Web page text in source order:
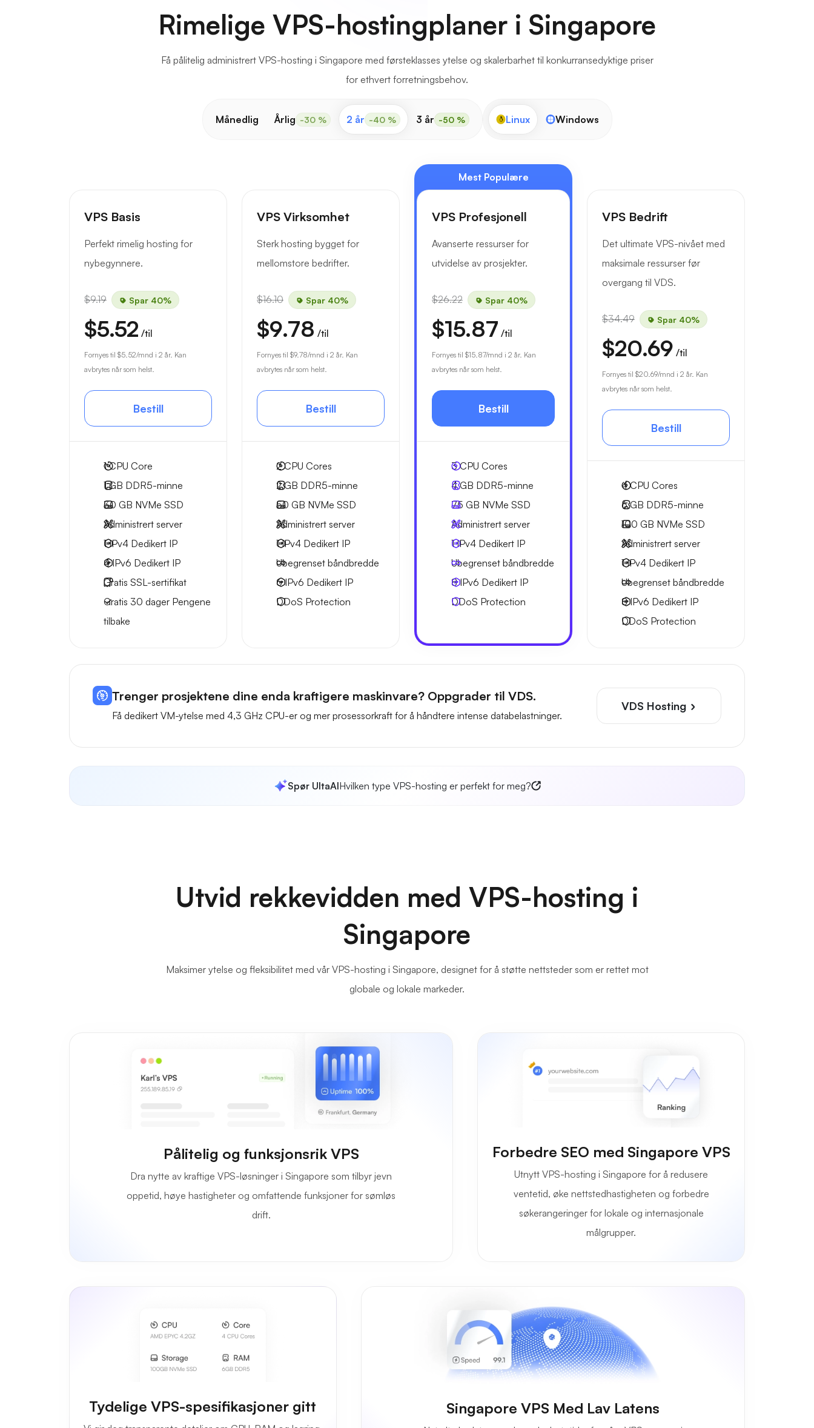
Rimelige VPS-hostingplaner i Singapore
Få pålitelig administrert VPS-hosting i Singapore med førsteklasses ytelse og skalerbarhet til konkurransedyktige priser
for ethvert forretningsbehov.
Månedlig Årlig -30 % 2 år -40 % 3 år -50 % Linux Windows
VPS Basis
Perfekt rimelig hosting for
nybegynnere.
$9.19 Spar 40%
$5.52 /til
Fornyes til $5.52/mnd i 2 år. Kan
avbrytes når som helst.
Bestill
1CPU Core
1 GB DDR5-minne
30 GB NVMe SSD
Administrert server
1 IPv4 Dedikert IP
4 IPv6 Dedikert IP
Gratis SSL-sertifikat
Gratis 30 dager Pengene
tilbake
VPS Virksomhet
Sterk hosting bygget for
mellomstore bedrifter.
$16.10 Spar 40%
$9.78 /til
Fornyes til $9.78/mnd i 2 år. Kan
avbrytes når som helst.
Bestill
2CPU Cores
2 GB DDR5-minne
50 GB NVMe SSD
Administrert server
1 IPv4 Dedikert IP
Ubegrenset båndbredde
6 IPv6 Dedikert IP
DDoS Protection
Mest Populære
VPS Profesjonell
Avanserte ressurser for
utvidelse av prosjekter.
$26.22 Spar 40%
$15.87 /til
Fornyes til $15.87/mnd i 2 år. Kan
avbrytes når som helst.
Bestill
3CPU Cores
4 GB DDR5-minne
75 GB NVMe SSD
Administrert server
1 IPv4 Dedikert IP
Ubegrenset båndbredde
8 IPv6 Dedikert IP
DDoS Protection
VPS Bedrift
Det ultimate VPS-nivået med
maksimale ressurser før
overgang til VDS.
$34.49 Spar 40%
$20.69 /til
Fornyes til $20.69/mnd i 2 år. Kan
avbrytes når som helst.
Bestill
4CPU Cores
6 GB DDR5-minne
100 GB NVMe SSD
Administrert server
1 IPv4 Dedikert IP
Ubegrenset båndbredde
8 IPv6 Dedikert IP
DDoS Protection
Trenger prosjektene dine enda kraftigere maskinvare? Oppgrader til VDS.
Få dedikert VM-ytelse med 4,3 GHz CPU-er og mer prosessorkraft for å håndtere intense databelastninger.
VDS Hosting
Spør UltaAIHvilken type VPS-hosting er perfekt for meg?
Utvid rekkevidden med VPS-hosting i
Singapore
Maksimer ytelse og fleksibilitet med vår VPS-hosting i Singapore, designet for å støtte nettsteder som er rettet mot
globale og lokale markeder.
Pålitelig og funksjonsrik VPS
Dra nytte av kraftige VPS-løsninger i Singapore som tilbyr jevn
oppetid, høye hastigheter og omfattende funksjoner for sømløs
drift.
Forbedre SEO med Singapore VPS
Utnytt VPS-hosting i Singapore for å redusere
ventetid, øke nettstedhastigheten og forbedre
søkerangeringer for lokale og internasjonale
målgrupper.
Tydelige VPS-spesifikasjoner gitt Singapore VPS Med Lav Latens